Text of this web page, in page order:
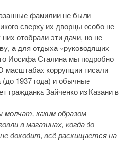
фамилии не были
сверху их дворцы особо не
отобрали эти дачи, но не
а для отдыха «руководящих
Иосифа Сталина мы подробно
масштабах коррупции писали
1937 года) и обычные
гражданка Зайченко из Казани в
каким образом
в магазинах, когда до
доходит, всё расхищается на